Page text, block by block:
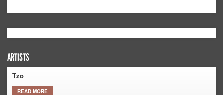
ARTISTS
Tzo
READ MORE